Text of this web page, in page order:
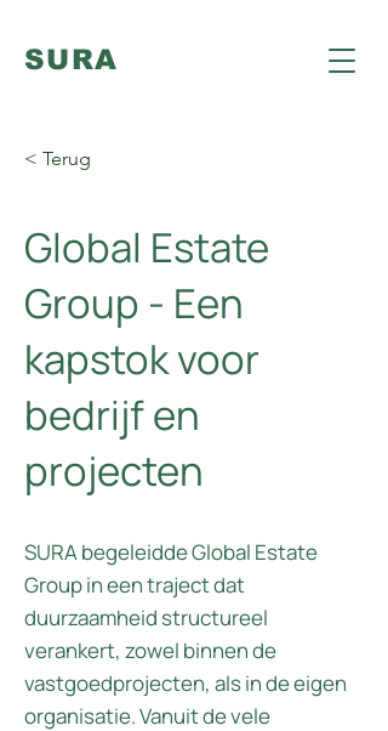
SURA
< Terug
Global Estate
Group - Een
kapstok voor
bedrijf en
projecten
SURA begeleidde Global Estate
Group in een traject dat
duurzaamheid structureel
verankert, zowel binnen de
vastgoedprojecten, als in de eigen
organisatie. Vanuit de vele